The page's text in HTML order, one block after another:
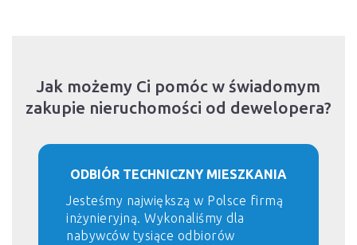
Jak możemy Ci pomóc w świadomym
zakupie nieruchomości od dewelopera?
ODBIÓR TECHNICZNY MIESZKANIA
Jesteśmy największą w Polsce firmą
inżynieryjną. Wykonaliśmy dla
nabywców tysiące odbiorów